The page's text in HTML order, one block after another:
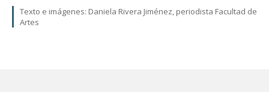
Texto e imágenes: Daniela Rivera Jiménez, periodista Facultad de
Artes